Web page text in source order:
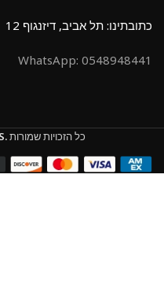
כתובתינו: תל אביב, דיזנגוף 12
0548948441 :WhatsApp
כל הזכויות שמורות